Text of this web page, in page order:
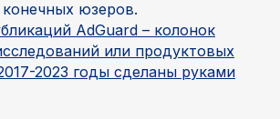
юзеров.
AdGuard – колонок
или продуктовых
2023 годы сделаны руками